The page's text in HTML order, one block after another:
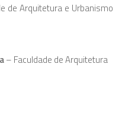
de Arquitetura e Urbanismo
– Faculdade de Arquitetura